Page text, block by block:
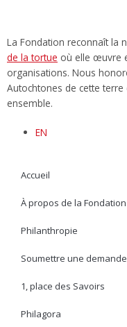
La Fondation reconnaît la
de la tortue où elle œuvre
organisations. Nous
Autochtones de cette
ensemble.
EN
Accueil
À propos de la Fondation
Philanthropie
Soumettre une demande
1, place des Savoirs
Philagora